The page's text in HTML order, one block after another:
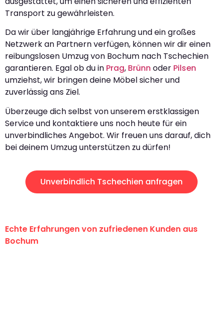
Transport zu gewährleisten.
Da wir über langjährige Erfahrung und ein großes
Netzwerk an Partnern verfügen, können wir dir einen
reibungslosen Umzug von Bochum nach Tschechien
garantieren. Egal ob du in Prag, Brünn oder Pilsen
umziehst, wir bringen deine Möbel sicher und
zuverlässig ans Ziel.
Überzeuge dich selbst von unserem erstklassigen
Service und kontaktiere uns noch heute für ein
unverbindliches Angebot. Wir freuen uns darauf, dich
bei deinem Umzug unterstützen zu dürfen!
Unverbindlich Tschechien anfragen
Echte Erfahrungen von zufriedenen Kunden aus
Bochum